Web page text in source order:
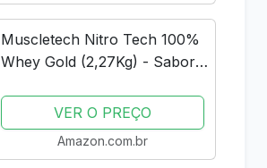
Muscletech Nitro Tech 100%
Whey Gold (2,27Kg) - Sabor
Muscle TechVER O PREÇO
Amazon.com.br